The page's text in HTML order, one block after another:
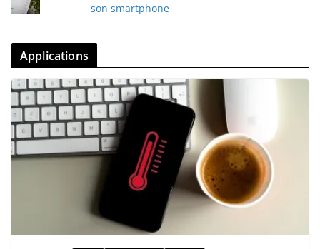
son smartphone
Applications